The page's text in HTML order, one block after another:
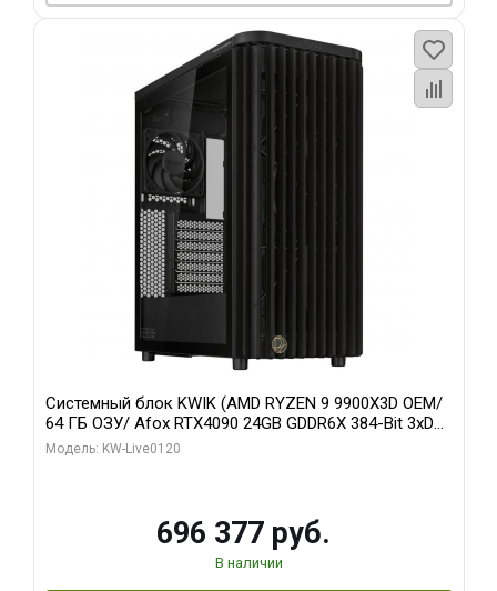
Системный блок KWIK (AMD RYZEN 9 9900X3D OEM/
64 ГБ ОЗУ/ Afox RTX4090 24GB GDDR6X 384-Bit 3xDP
HDMI ATX Turbo/ 1 ТБ SSD)
Модель: KW-Live0120
696 377 руб.
В наличии